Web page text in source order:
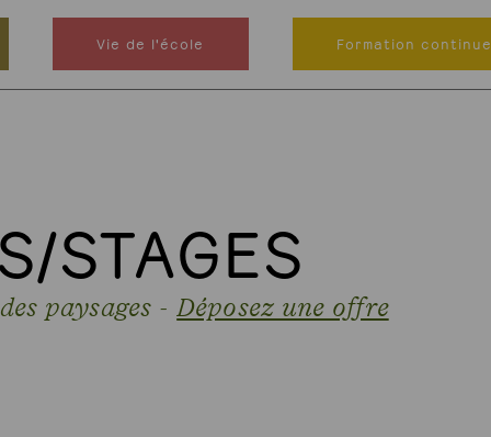
Vie de l'école Formation continue
STAGES
paysages -Déposez une offre